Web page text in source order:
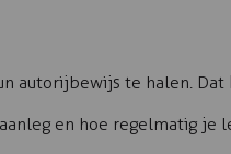
autorijbewijs te halen.
en hoe regelmatig je